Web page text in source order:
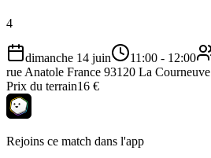
4
dimanche 14 juin 11:00 - 12:00
rue Anatole France 93120 La Courneuve
Prix du terrain16 €
Rejoins ce match dans l'app